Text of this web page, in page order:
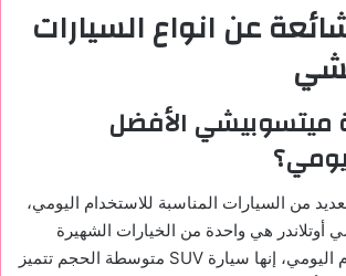
عن انواع السيارات
ميتسوبيشي الأفضل
من السيارات المناسبة للاستخدام اليومي،
أوتلاندر هي واحدة من الخيارات الشهيرة
والممتازة للاستخدام اليومي، إنها سيارة SUV متوسطة الحجم تتميز